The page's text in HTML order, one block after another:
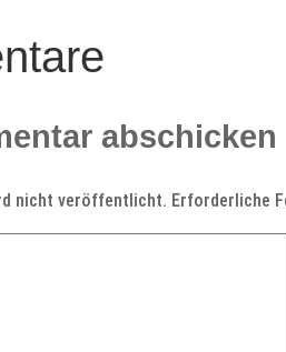
abschicken
nicht veröffentlicht. Erforderliche